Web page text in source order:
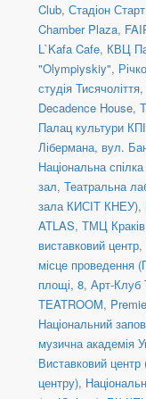
Club, Стадіон Старт
Chamber Plaza,
L`Kafa Cafe, КВЦ
"Olympiyskiy",
студія Тисячоліття,
Decadence House,
Палац культури КПІ
Лібермана, вул.
Національна
зал, Театральна
зала КИСІТ КНЕУ),
ATLAS, ТМЦ Краків
виставковий центр,
місце проведення
площі, 8, Арт-Клуб
TEATROOM,
Національний
музична академія
Виставковий центр
центру),